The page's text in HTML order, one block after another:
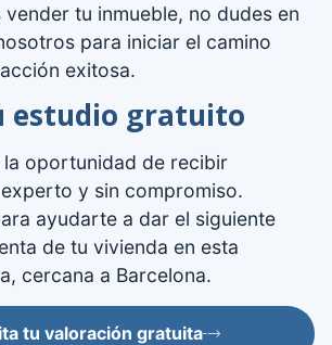
vender tu inmueble, no dudes en
para iniciar el camino
exitosa.
estudio gratuito
la oportunidad de recibir
y sin compromiso.
ayudarte a dar el siguiente
de tu vivienda en esta
cercana a Barcelona.
tu valoración gratuita